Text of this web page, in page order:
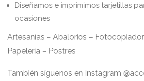
Diseñamos e imprimimos tarjetillas
ocasiones
Artesanías – Abalorios –
Papelería – Postres
También síguenos en Instagram